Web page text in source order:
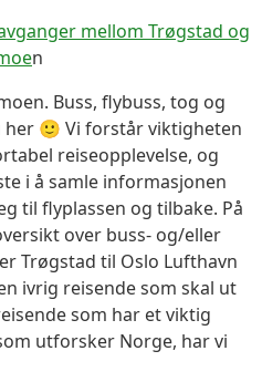
mellom Trøgstad og
n
Buss, flybuss, tog og
🙂 Vi forstår viktigheten
reiseopplevelse, og
i å samle informasjonen
til flyplassen og tilbake. På
over buss- og/eller
Trøgstad til Oslo Lufthavn
ivrig reisende som skal ut
som har et viktig
utforsker Norge, har vi